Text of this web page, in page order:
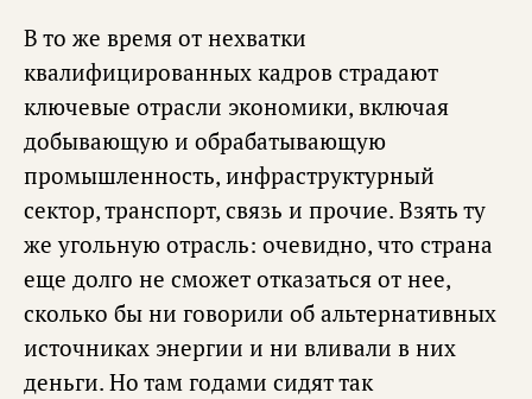
В то же время от нехватки
квалифицированных кадров страдают
ключевые отрасли экономики, включая
добывающую и обрабатывающую
промышленность, инфраструктурный
сектор, транспорт, связь и прочие. Взять ту
же угольную отрасль: очевидно, что страна
еще долго не сможет отказаться от нее,
сколько бы ни говорили об альтернативных
источниках энергии и ни вливали в них
деньги. Но там годами сидят так